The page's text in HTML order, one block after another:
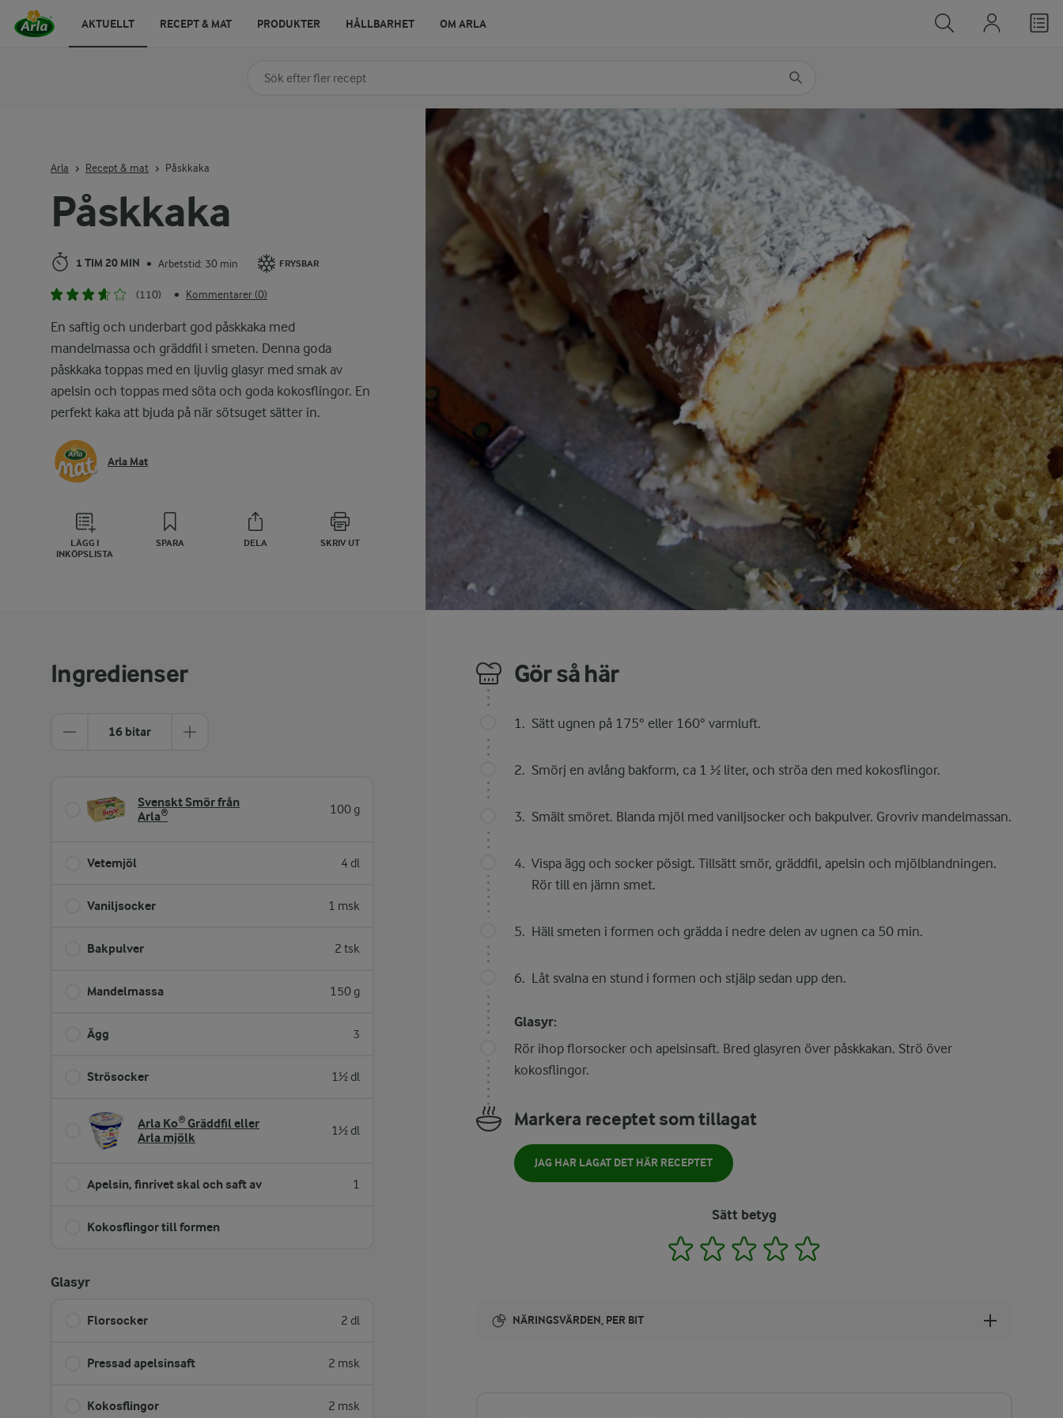
Påskkaka
1 TIM 20 MIN • Arbetstid: 30 min FRYSBAR
(110) • Kommentarer (0)
En saftig och underbart god påskkaka med
mandelmassa och gräddfil i smeten. Denna goda
påskkaka toppas med en ljuvlig glasyr med smak av
apelsin och toppas med söta och goda kokosflingor. En
perfekt kaka att bjuda på när sötsuget sätter in.
Arla Mat
LÄGG I
INKÖPSLISTA
SPARA DELA SKRIV UT
Arla Recept & mat Påskkaka
Ingredienser
16 bitar
Svenskt Smör från
Arla®
100 g
Vetemjöl 4 dl
Vaniljsocker 1 msk
Bakpulver 2 tsk
Mandelmassa 150 g
Ägg 3
Strösocker 1½ dl
Arla Ko® Gräddfil eller
Arla mjölk
1½ dl
Apelsin, finrivet skal och saft av 1
Kokosflingor till formen
Glasyr
Florsocker 2 dl
Pressad apelsinsaft 2 msk
Kokosflingor 2 msk
Gör så här
Sätt ugnen på 175° eller 160° varmluft.
Smörj en avlång bakform, ca 1 ½ liter, och ströa den med kokosflingor.
Smält smöret. Blanda mjöl med vaniljsocker och bakpulver. Grovriv mandelmassan.
Vispa ägg och socker pösigt. Tillsätt smör, gräddfil, apelsin och mjölblandningen.
Rör till en jämn smet.
Häll smeten i formen och grädda i nedre delen av ugnen ca 50 min.
Låt svalna en stund i formen och stjälp sedan upp den.
Glasyr:
Rör ihop florsocker och apelsinsaft. Bred glasyren över påskkakan. Strö över
kokosflingor.
Markera receptet som tillagat
JAG HAR LAGAT DET HÄR RECEPTET
Sätt betyg
1 2 3 4
NÄRINGSVÄRDEN, PER BIT
Sök på kategori eller ingrediens
AKTUELLT RECEPT & MAT PRODUKTER HÅLLBARHET OM ARLA